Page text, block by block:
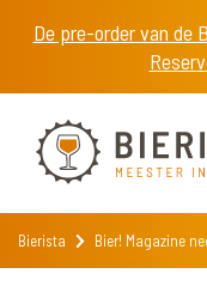
De pre-order van de
Bierista Bier! Magazine